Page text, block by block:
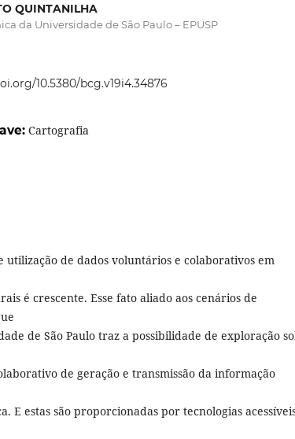
QUINTANILHA
da Universidade de São Paulo – EPUSP
10.5380/bcg.v19i4.34876
Cartografia
utilização de dados voluntários e colaborativos em
é crescente. Esse fato aliado aos cenários de
de São Paulo traz a possibilidade de exploração
de geração e transmissão da informação
E estas são proporcionadas por tecnologias